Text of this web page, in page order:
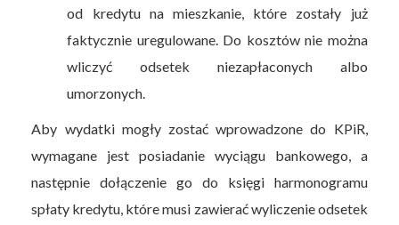
od kredytu na mieszkanie, które zostały już
faktycznie uregulowane. Do kosztów nie można
wliczyć odsetek niezapłaconych albo
umorzonych.
Aby wydatki mogły zostać wprowadzone do KPiR,
wymagane jest posiadanie wyciągu bankowego, a
następnie dołączenie go do księgi harmonogramu
spłaty kredytu, które musi zawierać wyliczenie odsetek